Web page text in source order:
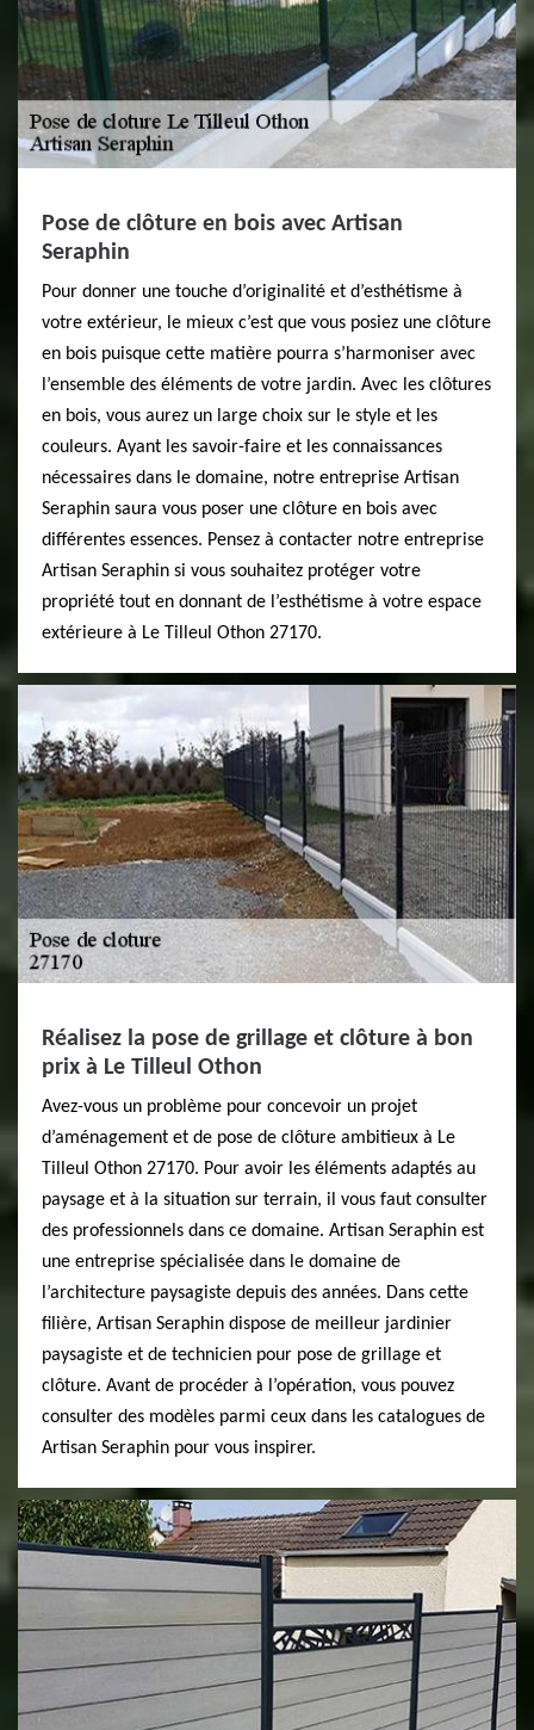
Pose de clôture en bois avec Artisan
Seraphin
Pour donner une touche d’originalité et d’esthétisme à
votre extérieur, le mieux c’est que vous posiez une clôture
en bois puisque cette matière pourra s’harmoniser avec
l’ensemble des éléments de votre jardin. Avec les clôtures
en bois, vous aurez un large choix sur le style et les
couleurs. Ayant les savoir-faire et les connaissances
nécessaires dans le domaine, notre entreprise Artisan
Seraphin saura vous poser une clôture en bois avec
différentes essences. Pensez à contacter notre entreprise
Artisan Seraphin si vous souhaitez protéger votre
propriété tout en donnant de l’esthétisme à votre espace
extérieure à Le Tilleul Othon 27170.
Réalisez la pose de grillage et clôture à bon
prix à Le Tilleul Othon
Avez-vous un problème pour concevoir un projet
d’aménagement et de pose de clôture ambitieux à Le
Tilleul Othon 27170. Pour avoir les éléments adaptés au
paysage et à la situation sur terrain, il vous faut consulter
des professionnels dans ce domaine. Artisan Seraphin est
une entreprise spécialisée dans le domaine de
l’architecture paysagiste depuis des années. Dans cette
filière, Artisan Seraphin dispose de meilleur jardinier
paysagiste et de technicien pour pose de grillage et
clôture. Avant de procéder à l’opération, vous pouvez
consulter des modèles parmi ceux dans les catalogues de
Artisan Seraphin pour vous inspirer.